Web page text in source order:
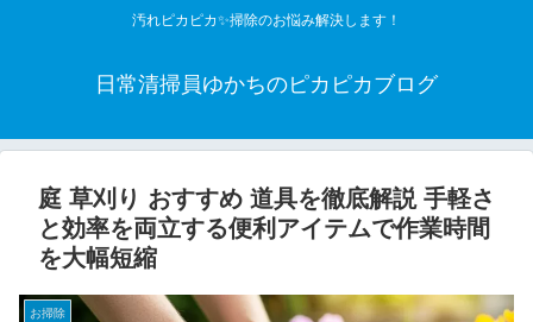
汚れピカピカ✨掃除のお悩み解決します！
日常清掃員ゆかちのピカピカブログ
庭 草刈り おすすめ 道具を徹底解説 手軽さ
と効率を両立する便利アイテムで作業時間
を大幅短縮
お掃除